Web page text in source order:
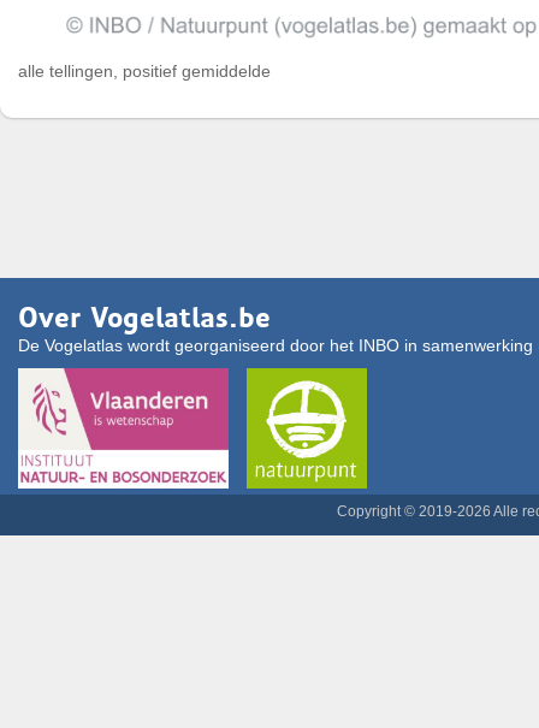
alle tellingen, positief gemiddelde
Over Vogelatlas.be
De Vogelatlas wordt georganiseerd door het INBO in
Copyright © 2019-2026 Alle